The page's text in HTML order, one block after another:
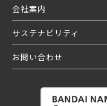
会社案内
サステナビリティ
お問い合わせ